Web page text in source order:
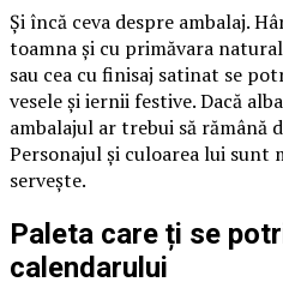
Și încă ceva despre ambalaj.
toamna și cu primăvara
sau cea cu finisaj satinat se
vesele și iernii festive. Dacă
ambalajul ar trebui să rămână
Personajul și culoarea lui
servește.
Paleta care ți se
calendarului